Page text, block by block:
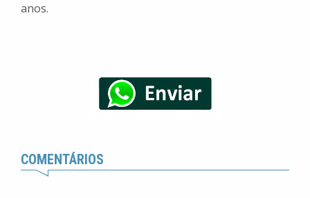
anos.
COMENTÁRIOS